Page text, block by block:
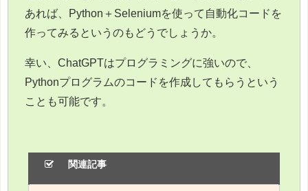
あれば、Python＋Seleniumを使って自動化コードを
作ってみるというのもどうでしょうか。
幸い、ChatGPTはプログラミングに強いので、
Pythonプログラムのコードを作成してもらうという
ことも可能です。
関連記事